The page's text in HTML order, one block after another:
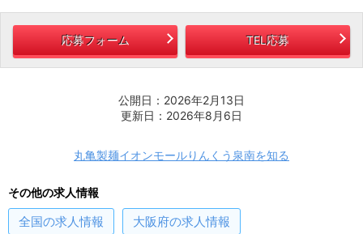
応募フォーム TEL応募
公開日：2026年2月13日
更新日：2026年8月6日
丸亀製麺イオンモールりんくう泉南を知る
その他の求人情報
全国の求人情報 大阪府の求人情報